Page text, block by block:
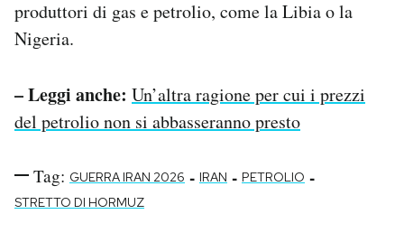
produttori di gas e petrolio, come la Libia o la
Nigeria.
– Leggi anche: Un’altra ragione per cui i prezzi
del petrolio non si abbasseranno presto
Tag: GUERRA IRAN 2026 - IRAN - PETROLIO -
STRETTO DI HORMUZ